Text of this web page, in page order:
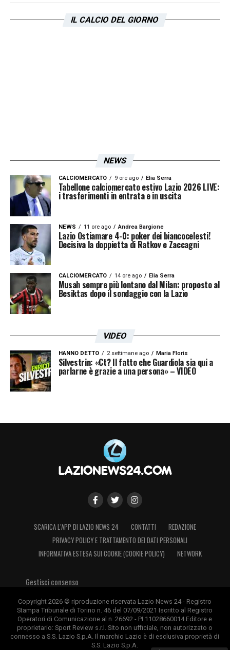
IL CALCIO DEL GIORNO
NEWS
CALCIOMERCATO 9 ore ago Elia Serra
Tabellone calciomercato estivo Lazio 2026 LIVE:
i trasferimenti in entrata e in uscita
NEWS 11 ore ago Andrea Bargione
Lazio Ostiamare 4-0: poker dei biancocelesti!
Decisiva la doppietta di Ratkov e Zaccagni
CALCIOMERCATO 14 ore ago Elia Serra
Musah sempre più lontano dal Milan: proposto al
Besiktas dopo il sondaggio con la Lazio
VIDEO
HANNO DETTO 2 settimane ago Maria Floris
Silvestrin: «Ct? Il fatto che Guardiola sia qui a
parlarne è grazie a una persona» – VIDEO
SCARICA L’APP DI LAZIO NEWS 24 CONTATTI
REDAZIONE
PRIVACY POLICY E TRATTAMENTO DEI DATI PERSONALI
INFORMATIVA ESTESA SUI COOKIE (COOKIE POLICY)
NETWORK
Gestisci consenso
Copyright 2026 © riproduzione riservata Lazio News 24 - Registro
Stampa Tribunale di Torino n. 46 del 07/09/2021 Iscritto al Registro
Operatori di Comunicazione al n. 26692 - PI 11028660014 Editore e
proprietario: Sport Review s.r.l. Sito non ufficiale, non autorizzato o
connesso a S.S. Lazio S.p.A. Il marchio Lazio è di esclusiva proprietà di
S.S. Lazio S.p.A.